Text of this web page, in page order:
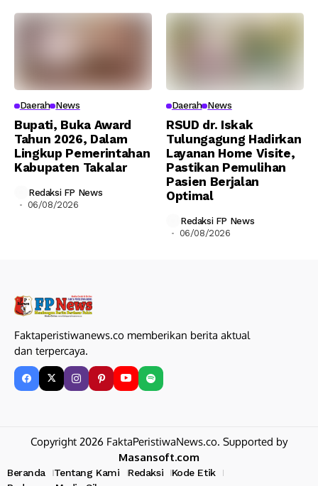
Daerah News
Bupati, Buka Award
Tahun 2026, Dalam
Lingkup Pemerintahan
Kabupaten Takalar
Redaksi FP News
06/08/2026
Daerah News
RSUD dr. Iskak
Tulungagung Hadirkan
Layanan Home Visite,
Pastikan Pemulihan
Pasien Berjalan
Optimal
Redaksi FP News
06/08/2026
Faktaperistiwanews.co memberikan berita aktual
dan terpercaya.
Copyright 2026 FaktaPeristiwaNews.co. Supported by
Masansoft.com
Beranda Tentang Kami Redaksi
Kode Etik